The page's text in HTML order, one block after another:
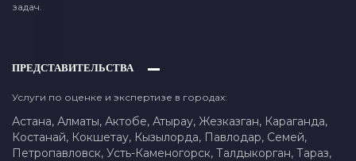
задач.
ПРЕДСТАВИТЕЛЬСТВА
Услуги по оценке и экспертизе в городах:
Астана, Алматы, Актобе, Атырау, Жезказган, Караганда,
Костанай, Кокшетау, Кызылорда, Павлодар, Семей,
Петропавловск, Усть-Каменогорск, Талдыкорган, Тараз,